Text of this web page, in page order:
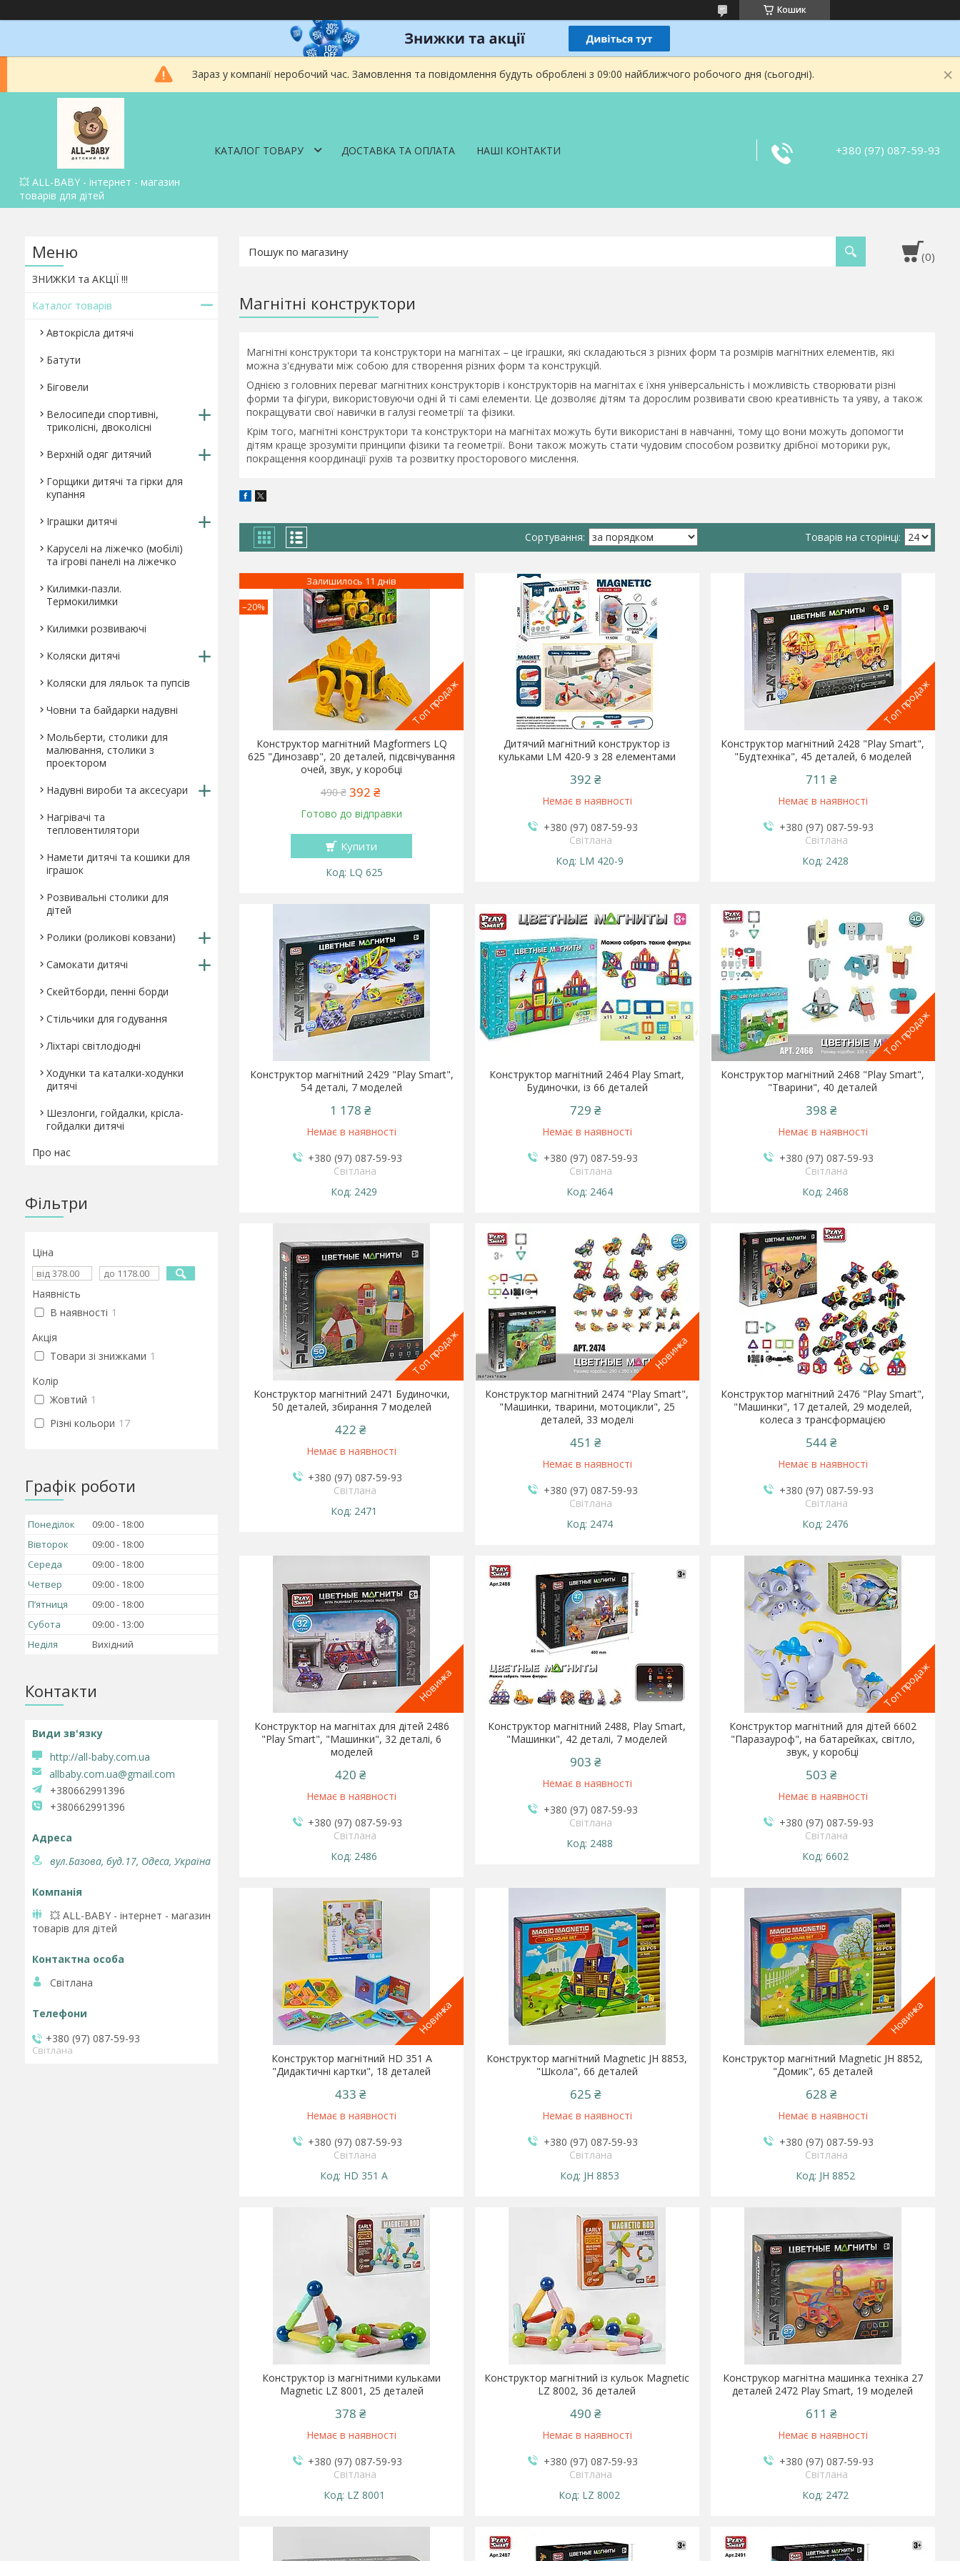
Кошик
Зараз у компанії неробочий час. Замовлення та повідомлення будуть оброблені з 09:00 найближчого робочого дня (сьогодні).
💥 ALL-BABY - інтернет - магазин
товарів для дітей
КАТАЛОГ ТОВАРУ ДОСТАВКА ТА ОПЛАТА НАШІ КОНТАКТИ +380 (97) 087-59-93
Магнітні конструктори
Магнітні конструктори та конструктори на магнітах – це іграшки, які складаються з різних форм та розмірів магнітних елементів, які
можна з'єднувати між собою для створення різних форм та конструкцій.
Однією з головних переваг магнітних конструкторів і конструкторів на магнітах є їхня універсальність і можливість створювати різні
форми та фігури, використовуючи одні й ті самі елементи. Це дозволяє дітям та дорослим розвивати свою креативність та уяву, а також
покращувати свої навички в галузі геометрії та фізики.
Крім того, магнітні конструктори та конструктори на магнітах можуть бути використані в навчанні, тому що вони можуть допомогти
дітям краще зрозуміти принципи фізики та геометрії. Вони також можуть стати чудовим способом розвитку дрібної моторики рук,
покращення координації рухів та розвитку просторового мислення.
Топ продаж
–20%
Залишилось 11 днів
Конструктор магнітний Magformers LQ
625 "Динозавр", 20 деталей, підсвічування
очей, звук, у коробці
490 ₴ 392 ₴
Готово до відправки
Купити
LQ 625
Дитячий магнітний конструктор із
кульками LM 420-9 з 28 елементами
392 ₴
Немає в наявності
+380 (97) 087-59-93
Світлана
LM 420-9
Топ продаж
Конструктор магнітний 2428 "Play Smart",
"Будтехніка", 45 деталей, 6 моделей
711 ₴
Немає в наявності
+380 (97) 087-59-93
Світлана
2428
Конструктор магнітний 2429 "Play Smart",
54 деталі, 7 моделей
1 178 ₴
Немає в наявності
+380 (97) 087-59-93
Світлана
2429
Конструктор магнітний 2464 Play Smart,
Будиночки, із 66 деталей
729 ₴
Немає в наявності
+380 (97) 087-59-93
Світлана
2464
Топ продаж
Конструктор магнітний 2468 "Play Smart",
"Тварини", 40 деталей
398 ₴
Немає в наявності
+380 (97) 087-59-93
Світлана
2468
Топ продаж
Конструктор магнітний 2471 Будиночки,
50 деталей, збирання 7 моделей
422 ₴
Немає в наявності
+380 (97) 087-59-93
Світлана
2471
Новинка
Конструктор магнітний 2474 "Play Smart",
"Машинки, тварини, мотоцикли", 25
деталей, 33 моделі
451 ₴
Немає в наявності
+380 (97) 087-59-93
Світлана
2474
Конструктор магнітний 2476 "Play Smart",
"Машинки", 17 деталей, 29 моделей,
колеса з трансформацією
544 ₴
Немає в наявності
+380 (97) 087-59-93
Світлана
2476
Новинка
Конструктор на магнітах для дітей 2486
"Play Smart", "Машинки", 32 деталі, 6
моделей
420 ₴
Немає в наявності
+380 (97) 087-59-93
Світлана
2486
Конструктор магнітний 2488, Play Smart,
"Машинки", 42 деталі, 7 моделей
903 ₴
Немає в наявності
+380 (97) 087-59-93
Світлана
2488
Топ продаж
Конструктор магнітний для дітей 6602
"Паразауроф", на батарейках, світло,
звук, у коробці
503 ₴
Немає в наявності
+380 (97) 087-59-93
Світлана
6602
Новинка
Конструктор магнітний HD 351 А
"Дидактичні картки", 18 деталей
433 ₴
Немає в наявності
+380 (97) 087-59-93
Світлана
HD 351 А
Конструктор магнітний Magnetic JH 8853,
"Школа", 66 деталей
625 ₴
Немає в наявності
+380 (97) 087-59-93
Світлана
JH 8853
Новинка
Конструктор магнітний Magnetic JH 8852,
"Домик", 65 деталей
628 ₴
Немає в наявності
+380 (97) 087-59-93
Світлана
JH 8852
Конструктор із магнітними кульками
Magnetic LZ 8001, 25 деталей
378 ₴
Немає в наявності
+380 (97) 087-59-93
Світлана
LZ 8001
Конструктор магнітний із кульок Magnetic
LZ 8002, 36 деталей
490 ₴
Немає в наявності
+380 (97) 087-59-93
Світлана
LZ 8002
Конструкор магнітна машинка техніка 27
деталей 2472 Play Smart, 19 моделей
611 ₴
Немає в наявності
+380 (97) 087-59-93
Світлана
2472
ЗНИЖКИ та АКЦІЇ !!!
Каталог товарів
Автокрісла дитячі
Батути
Біговели
Велосипеди спортивні,
триколісні, двоколісні
Верхній одяг дитячий
Горщики дитячі та гірки для
купання
Іграшки дитячі
Каруселі на ліжечко (мобілі)
та ігрові панелі на ліжечко
Килимки-пазли.
Термокилимки
Килимки розвиваючі
Коляски дитячі
Коляски для ляльок та пупсів
Човни та байдарки надувні
Мольберти, столики для
малювання, столики з
проектором
Надувні вироби та аксесуари
Нагрівачі та
тепловентилятори
Намети дитячі та кошики для
іграшок
Розвивальні столики для
дітей
Ролики (роликові ковзани)
Самокати дитячі
Скейтборди, пенні борди
Стільчики для годування
Ліхтарі світлодіодні
Ходунки та каталки-ходунки
дитячі
Шезлонги, гойдалки, крісла-
гойдалки дитячі
Про нас
Фільтри
Ціна
Наявність
В наявності 1
Акція
Товари зі знижками 1
Колір
Жовтий 1
Різні кольори 17
Графік роботи
Понеділок 09:00
18:00
Вівторок
09:00
18:00
Середа
09:00
18:00
Четвер
09:00
18:00
Пʼятниця
09:00
18:00
Субота
09:00
13:00
Неділя
Вихідний
Контакти
http://all-baby.com.ua
allbaby.com.ua@gmail.com
+380662991396
+380662991396
вул.Базова, буд.17, Одеса, Україна
💥 ALL-BABY - інтернет - магазин
товарів для дітей
Світлана
+380 (97) 087-59-93
Світлана